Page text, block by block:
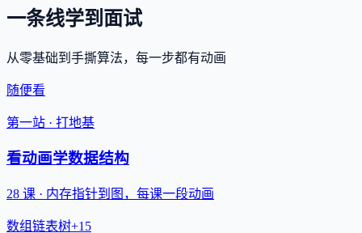
一条线学到面试
从零基础到手撕算法，每一步都有动画
随便看
第一站 · 打地基
看动画学数据结构
28 课 · 内存指针到图，每课一段动画
数组链表树+15